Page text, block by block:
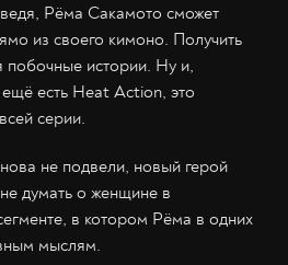
Рёма Сакамото сможет
из своего кимоно. Получить
истории. Ну и,
ещё есть Heat Action, это
серии.
не подвели, новый герой
думать о женщине в
в котором Рёма в одних
мыслям.